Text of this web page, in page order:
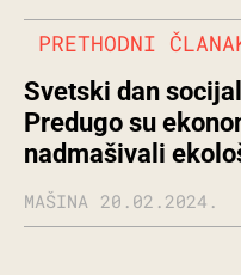
PRETHODNI
Svetski dan
Predugo su
nadmašivali
MAŠINA 20.02.2024.